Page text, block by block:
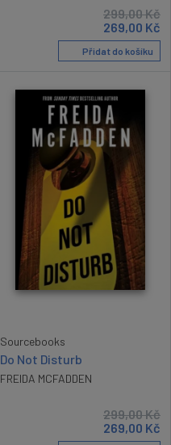
299,00Kč
269,00 Kč
Přidat do košíku
Sourcebooks
Do Not Disturb
FREIDA MCFADDEN
299,00Kč
269,00 Kč